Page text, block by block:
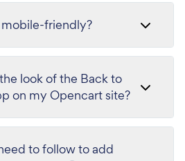
friendly?
look of the Back to
on my Opencart site?
to follow to add